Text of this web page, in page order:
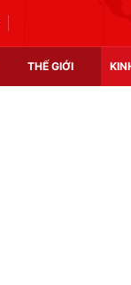
THẾ GIỚI